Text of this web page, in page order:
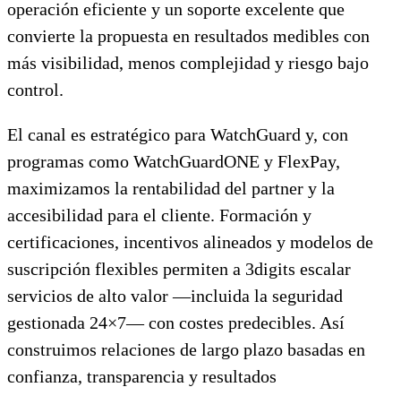
operación eficiente y un soporte excelente que
convierte la propuesta en resultados medibles con
más visibilidad, menos complejidad y riesgo bajo
control.
El canal es estratégico para WatchGuard y, con
programas como WatchGuardONE y FlexPay,
maximizamos la rentabilidad del partner y la
accesibilidad para el cliente. Formación y
certificaciones, incentivos alineados y modelos de
suscripción flexibles permiten a 3digits escalar
servicios de alto valor —incluida la seguridad
gestionada 24×7— con costes predecibles. Así
construimos relaciones de largo plazo basadas en
confianza, transparencia y resultados